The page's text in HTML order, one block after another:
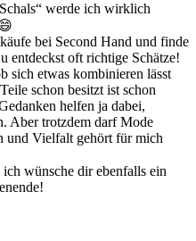
werde ich wirklich
bei Second Hand und finde
entdeckst oft richtige Schätze!
sich etwas kombinieren lässt
schon besitzt ist schon
helfen ja dabei,
Aber trotzdem darf Mode
und Vielfalt gehört für mich
wünsche dir ebenfalls ein